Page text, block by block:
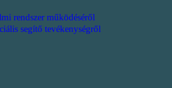
rendszer működéséről
segítő tevékenységről